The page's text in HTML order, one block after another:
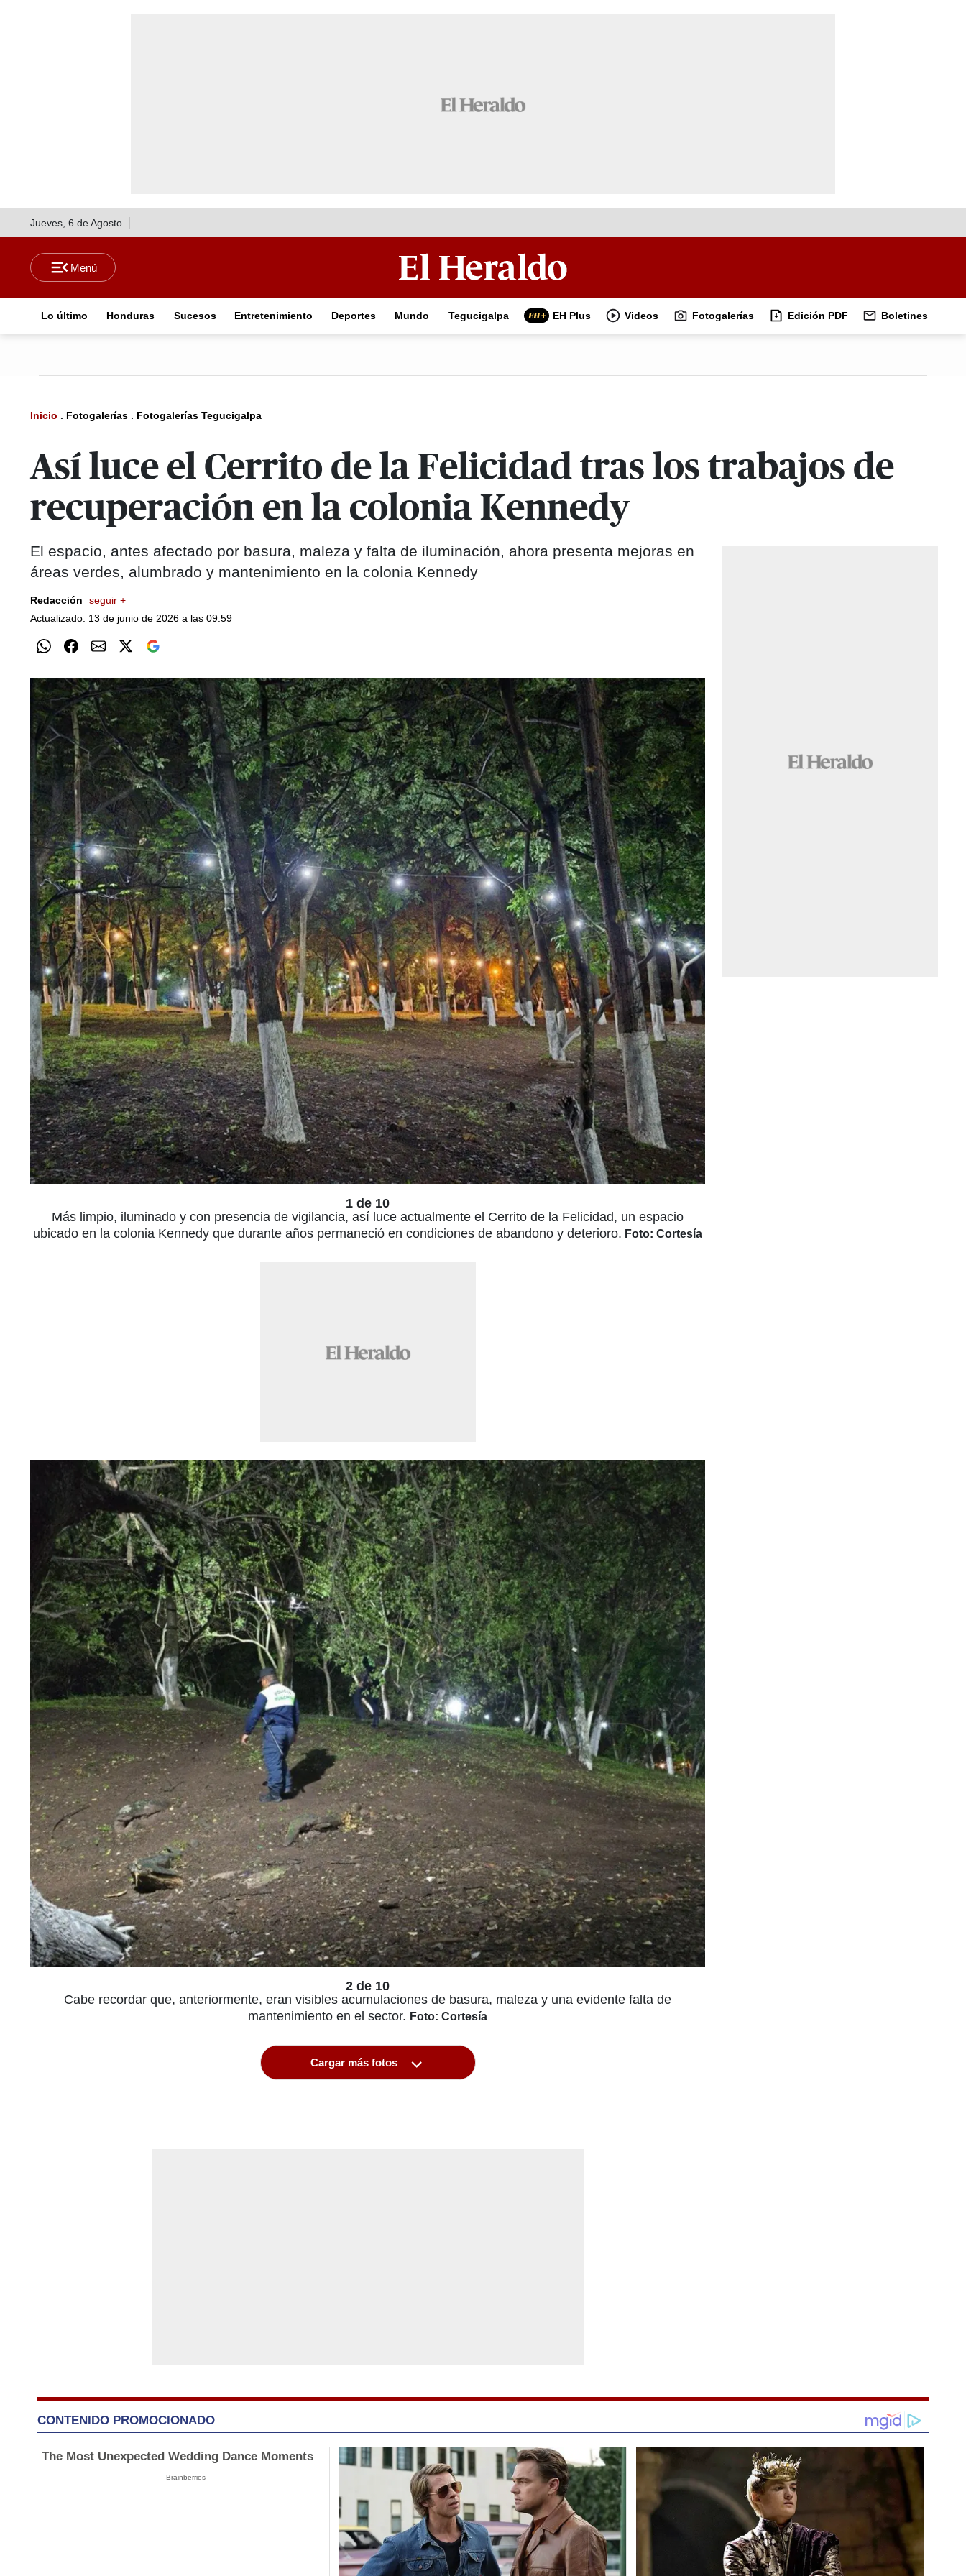
Jueves, 6 de Agosto
Lo último Honduras Sucesos Entretenimiento Deportes Mundo Tegucigalpa EH Plus Videos Fotogalerías Edición PDF Boletines
Inicio . Fotogalerías . Fotogalerías Tegucigalpa
Así luce el Cerrito de la Felicidad tras los trabajos de
recuperación en la colonia Kennedy
El espacio, antes afectado por basura, maleza y falta de iluminación, ahora presenta mejoras en
áreas verdes, alumbrado y mantenimiento en la colonia Kennedy
Redacción
seguir +
Actualizado: 13 de junio de 2026 a las 09:59
1 de 10
Más limpio, iluminado y con presencia de vigilancia, así luce actualmente el Cerrito de la Felicidad, un espacio
ubicado en la colonia Kennedy que durante años permaneció en condiciones de abandono y deterioro. Foto: Cortesía
2 de 10
Cabe recordar que, anteriormente, eran visibles acumulaciones de basura, maleza y una evidente falta de
mantenimiento en el sector. Foto: Cortesía
Cargar más fotos
CONTENIDO PROMOCIONADO
The Most Unexpected Wedding Dance Moments
Brainberries